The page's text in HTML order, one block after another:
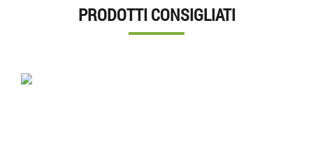
PRODOTTI CONSIGLIATI